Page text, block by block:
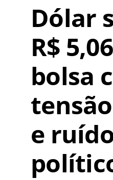
Dólar
R$
bolsa
e